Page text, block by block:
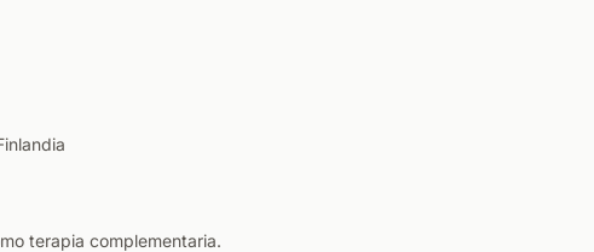
terapia complementaria.